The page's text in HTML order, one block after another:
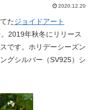
2020.12.20
たジョイドアート
2019年秋冬にリリース
です。ホリデーシーズン
グシルバー（SV925）シ